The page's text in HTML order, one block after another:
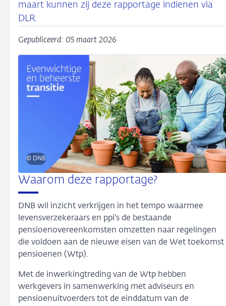
maart kunnen zij deze rapportage indienen via
DLR.
Gepubliceerd: 05 maart 2026
© DNB
Waarom deze rapportage?
DNB wil inzicht verkrijgen in het tempo waarmee
levensverzekeraars en ppi's de bestaande
pensioenovereenkomsten omzetten naar regelingen
die voldoen aan de nieuwe eisen van de Wet toekomst
pensioenen (Wtp).
Met de inwerkingtreding van de Wtp hebben
werkgevers in samenwerking met adviseurs en
pensioenuitvoerders tot de einddatum van de